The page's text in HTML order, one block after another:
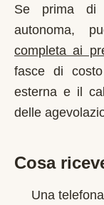
Se prima di
autonoma,
completa ai
fasce di
esterna e il
delle
Cosa
Una